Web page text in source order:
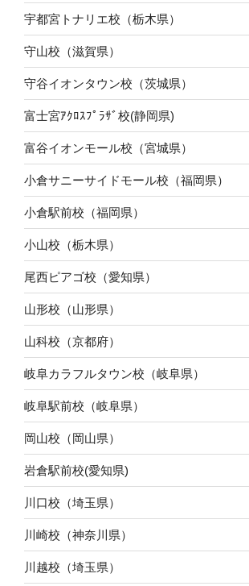
宇都宮トナリエ校（栃木県）
守山校（滋賀県）
守谷イオンタウン校（茨城県）
富士宮ｱｸﾛｽﾌﾟﾗｻﾞ校(静岡県)
富谷イオンモール校（宮城県）
小倉サニーサイドモール校（福岡県）
小倉駅前校（福岡県）
小山校（栃木県）
尾西ピアゴ校（愛知県）
山形校（山形県）
山科校（京都府）
岐阜カラフルタウン校（岐阜県）
岐阜駅前校（岐阜県）
岡山校（岡山県）
岩倉駅前校(愛知県)
川口校（埼玉県）
川崎校（神奈川県）
川越校（埼玉県）